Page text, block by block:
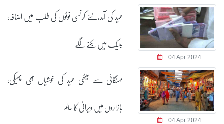
04 Apr 2024
عید کی آمد،نئے کرنسی نوٹوں کی طلب میں اضافہ،
بلیک میں بکنے لگے
04 Apr 2024
مہنگائی سے میٹھی عید کی خوشیاں بھی پھیکی،
بازاروں میں ویرانی کا عالم